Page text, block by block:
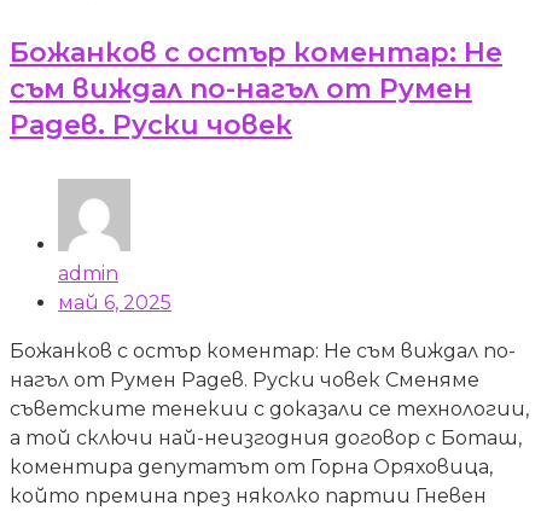
Божанков с остър коментар: Не
съм виждал по-нагъл от Румен
Радев. Руски човек
admin
май 6, 2025
Божанков с остър коментар: Не съм виждал по-
нагъл от Румен Радев. Руски човек Сменяме
съветските тенекии с доказали се технологии,
а той сключи най-неизгодния договор с Боташ,
коментира депутатът от Горна Оряховица,
който премина през няколко партии Гневен